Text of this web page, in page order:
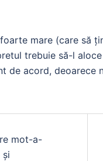
mare (care să
trebuie să-l
de acord, deoarece
mot-a-
și